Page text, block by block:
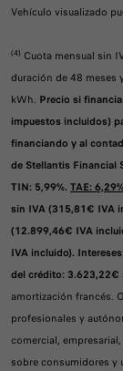
Vehículo visualizado
(4) Cuota mensual sin
duración de 48 meses
kWh. Precio si
impuestos incluidos)
financiando y al
de Stellantis Financial
TIN: 5,99%.TAE:
sin IVA (315,81€ IVA
(12.899,46€ IVA
IVA incluido).
del crédito: 3.623,22€
amortización francés.
profesionales y
comercial,
sobre consumidores y